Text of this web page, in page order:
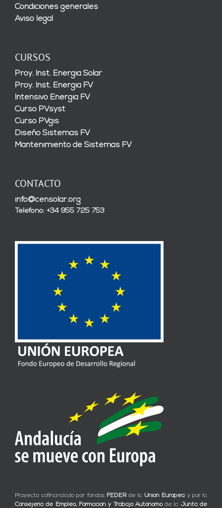
Condiciones generales
Aviso legal
CURSOS
Proy. Inst. Energía Solar
Proy. Inst. Energía FV
Intensivo Energía FV
Curso PVsyst
Curso PVgis
Diseño Sistemas FV
Mantenimiento de Sistemas FV
CONTACTO
info@censolar.org
Teléfono: +34 955 725 753
Proyecto cofinanciado por fondos FEDERde la Unión Europea y por la
Consejería de Empleo, Formación y Trabajo Autónomode la Junta de